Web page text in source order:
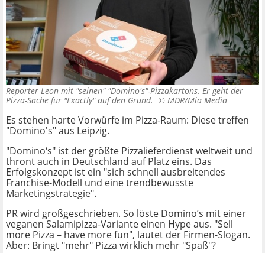
Reporter Leon mit "seinen" "Domino's"-Pizzakartons. Er geht der
Pizza-Sache für "Exactly" auf den Grund. © MDR/Mia Media
Es stehen harte Vorwürfe im Pizza-Raum: Diese treffen
"Domino's" aus Leipzig.
"Domino‘s" ist der größte Pizzalieferdienst weltweit und
thront auch in Deutschland auf Platz eins. Das
Erfolgskonzept ist ein "sich schnell ausbreitendes
Franchise-Modell und eine trendbewusste
Marketingstrategie".
PR wird großgeschrieben. So löste Domino’s mit einer
veganen Salamipizza-Variante einen Hype aus. "Sell
more Pizza – have more fun", lautet der Firmen-Slogan.
Aber: Bringt "mehr" Pizza wirklich mehr "Spaß"?